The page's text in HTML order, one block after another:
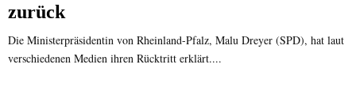
zurück
Die Ministerpräsidentin von Rheinland-Pfalz, Malu Dreyer (SPD), hat laut
verschiedenen Medien ihren Rücktritt erklärt....